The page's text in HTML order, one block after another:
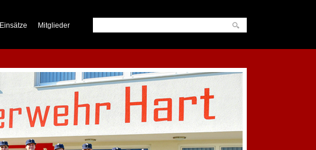
Einsätze Mitglieder